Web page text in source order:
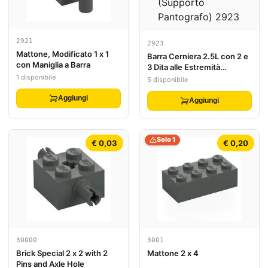
2921
Mattone, Modificato 1 x 1
con Maniglia a Barra
1 disponibile
Aggiungi
2923
Barra Cerniera 2.5L con 2 e
3 Dita alle Estremità
(Supporto Pantografo)
5 disponibile
Aggiungi
€ 0,03
30000
Brick Special 2 x 2 with 2
Pins and Axle Hole
€ 0,20
Solo 1
3001
Mattone 2 x 4